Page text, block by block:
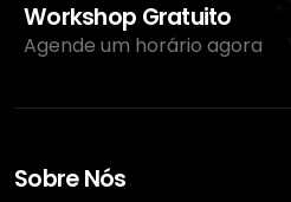
Workshop Gratuito
Agende um horário agora
Sobre Nós